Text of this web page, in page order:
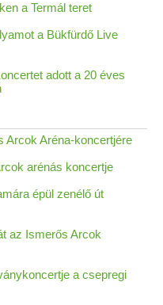
a Termál teret
a Bükfürdő Live
adott a 20 éves
Arcok Aréna-koncertjére
arénás koncertje
épül zenélő út
az Ismerős Arcok
a csepregi